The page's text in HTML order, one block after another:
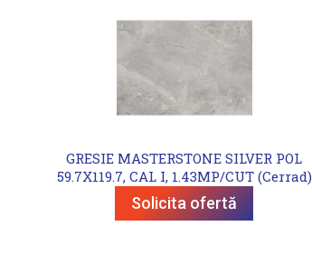
GRESIE MASTERSTONE SILVER POL
59.7X119.7, CAL I, 1.43MP/CUT (Cerrad)
Solicita ofertă